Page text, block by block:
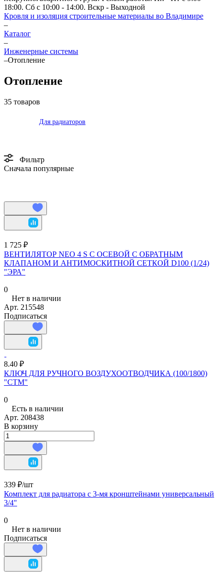
18:00. Сб с 10:00 - 14:00. Вскр - Выходной
Кровля и изоляция строительные материалы во Владимире
–
Каталог
–
Инженерные системы
–Отопление
Отопление
35 товаров
Для радиаторов
Фильтр
Сначала популярные
1 725 ₽
ВЕНТИЛЯТОР NEO 4 S C ОСЕВОЙ C ОБРАТНЫМ
КЛАПАНОМ И АНТИМОСКИТНОЙ СЕТКОЙ D100 (1/24)
"ЭРА"
0
Нет в наличии
Арт. 215548
Подписаться
8.40 ₽
КЛЮЧ ДЛЯ РУЧНОГО ВОЗДУХООТВОДЧИКА (100/1800)
"СТМ"
0
Есть в наличии
Арт. 208438
В корзину
339 ₽/шт
Комплект для радиатора с 3-мя кронштейнами универсальный
3/4"
0
Нет в наличии
Подписаться